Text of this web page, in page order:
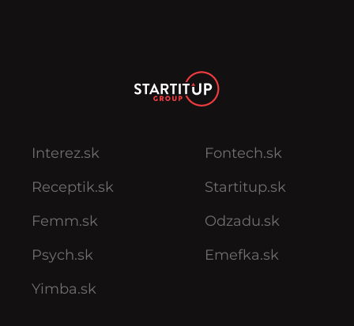
Interez.sk
Receptik.sk
Femm.sk
Psych.sk
Yimba.sk
Fontech.sk
Startitup.sk
Odzadu.sk
Emefka.sk